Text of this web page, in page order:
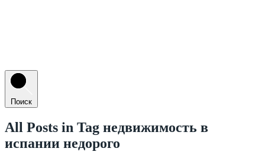
Поиск
All Posts in Tag недвижимость в
испании недорого